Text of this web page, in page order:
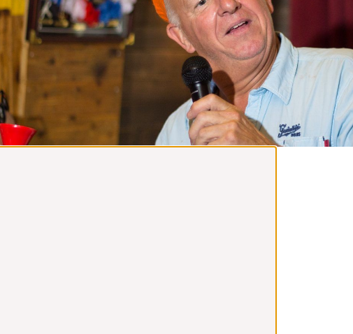
Postbus 368
5900 AJVenlo
The Netherlands
077 206 4000
© Venlo Evenementen 2026